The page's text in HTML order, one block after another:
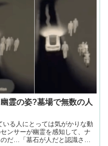
霊の姿?墓場で無数の人
る人にとっては気がかりな動
ンサーが幽霊を感知して、ナ
だ…「墓石が人だと認識され